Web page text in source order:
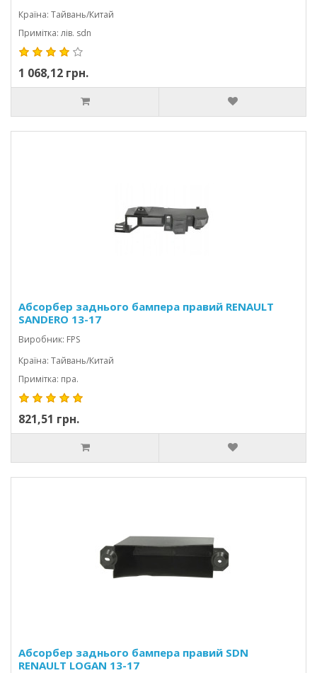
Країна: Тайвань/Китай
Примітка: лів. sdn
1 068,12 грн.
Абсорбер заднього бампера правий RENAULT
SANDERO 13-17
Виробник: FPS
Країна: Тайвань/Китай
Примітка: пра.
821,51 грн.
Абсорбер заднього бампера правий SDN
RENAULT LOGAN 13-17